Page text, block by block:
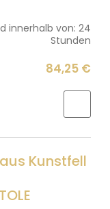
innerhalb von: 24
Stunden
84,25 €
Kunstfell